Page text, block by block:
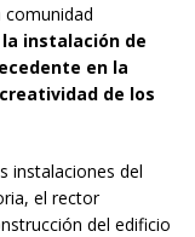
comunidad
la instalación de
en la
de los
instalaciones del
el rector
del edificio